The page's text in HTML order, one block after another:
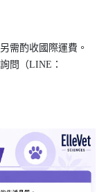
需酌收國際運費。
問（LINE：